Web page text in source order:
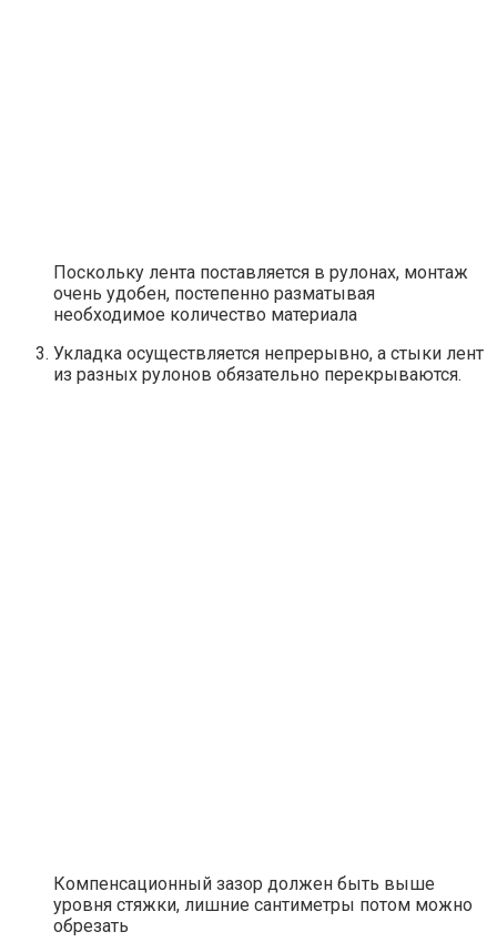
Поскольку лента поставляется в рулонах, монтаж
очень удобен, постепенно разматывая
необходимое количество материала
Укладка осуществляется непрерывно, а стыки лент
из разных рулонов обязательно перекрываются.
Компенсационный зазор должен быть выше
уровня стяжки, лишние сантиметры потом можно
обрезать